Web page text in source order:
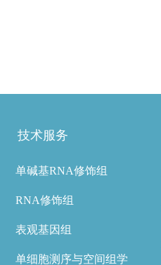
技术服务
单碱基RNA修饰组
RNA修饰组
表观基因组
单细胞测序与空间组学